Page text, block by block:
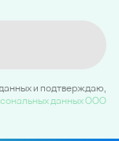
и подтверждаю,
данных ООО